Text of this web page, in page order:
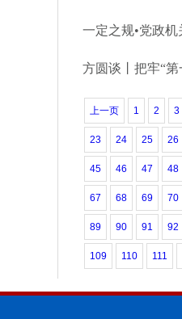
一定之规•党政
方圆谈丨把牢“
上一页 1 2 3
23 24 25 26
45 46 47 48
67 68 69 70
89 90 91 92
109 110 111